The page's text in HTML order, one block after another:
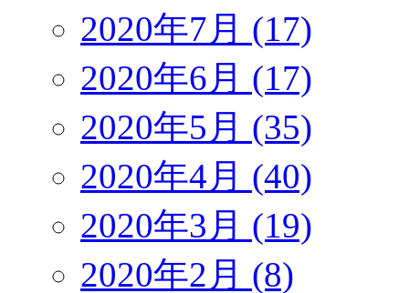
2020年7月 (17)
2020年6月 (17)
2020年5月 (35)
2020年4月 (40)
2020年3月 (19)
2020年2月 (8)